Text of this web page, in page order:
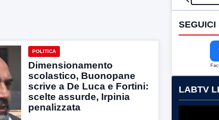
POLITICA
Dimensionamento
scolastico, Buonopane
scrive a De Luca e Fortini:
scelte assurde, Irpinia
penalizzata
SEGUICI
LABTV